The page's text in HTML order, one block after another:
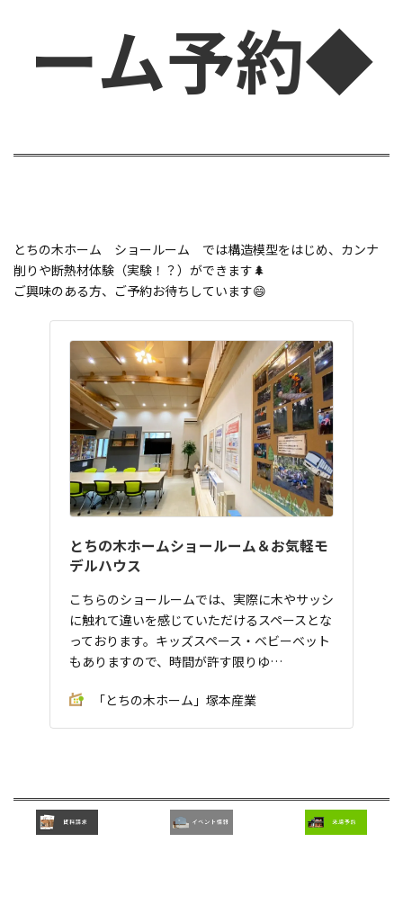
ーム予約◆
とちの木ホーム ショールーム では構造模型をはじめ、カンナ
削りや断熱材体験（実験！？）ができます🌲
ご興味のある方、ご予約お待ちしています😄
とちの木ホームショールーム＆お気軽モ
デルハウス
こちらのショールームでは、実際に木やサッシ
に触れて違いを感じていただけるスペースとな
っております。キッズスペース・ベビーベット
もありますので、時間が許す限りゆ…
「とちの木ホーム」塚本産業